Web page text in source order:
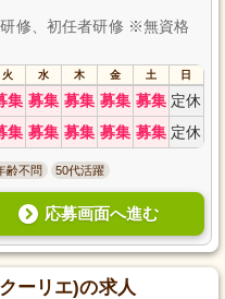
修、初任者研修 ※無資格
火 水 木 金 土 日
集 募集 募集 募集 募集 定休
集 募集 募集 募集 募集 定休
齢不問 50代活躍
応募画面へ進む
ーリエ)の求人